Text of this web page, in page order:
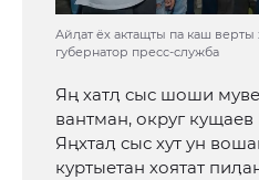
Айӆат ёх актащты па каш
губернатор пресс-служба
Яң хатӆ сыс шоши
вантман, округ кущаев
Яңхтаӆ сыс хут ун
куртыетан хоятат